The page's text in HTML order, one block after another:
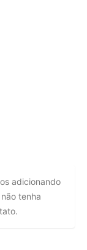
adicionando
tenha